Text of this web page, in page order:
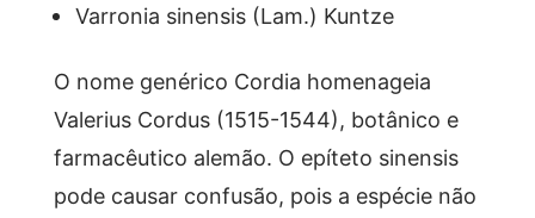
Varronia sinensis (Lam.) Kuntze
O nome genérico Cordia homenageia
Valerius Cordus (1515-1544), botânico e
farmacêutico alemão. O epíteto sinensis
pode causar confusão, pois a espécie não